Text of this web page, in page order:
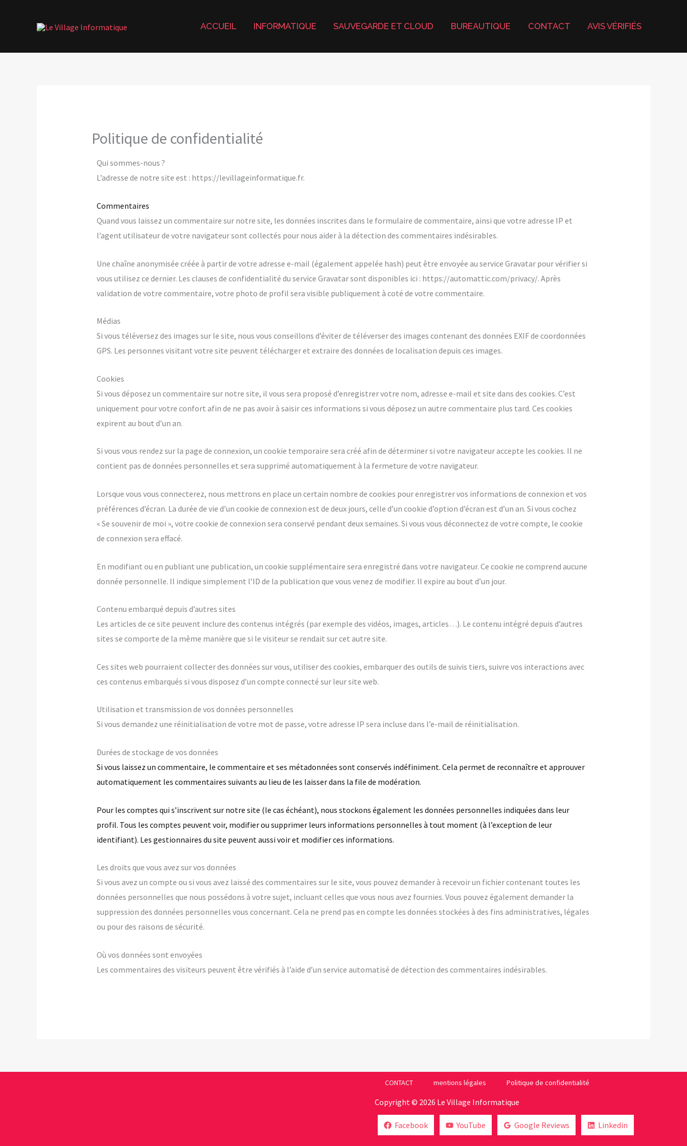
ACCUEIL INFORMATIQUE SAUVEGARDE ET CLOUD BUREAUTIQUE CONTACT AVIS VÉRIFIÉS
Politique de confidentialité
Qui sommes-nous ?
L’adresse de notre site est : https://levillageinformatique.fr.
Commentaires
Quand vous laissez un commentaire sur notre site, les données inscrites dans le formulaire de commentaire, ainsi que votre adresse IP et
l’agent utilisateur de votre navigateur sont collectés pour nous aider à la détection des commentaires indésirables.
Une chaîne anonymisée créée à partir de votre adresse e-mail (également appelée hash) peut être envoyée au service Gravatar pour vérifier si
vous utilisez ce dernier. Les clauses de confidentialité du service Gravatar sont disponibles ici : https://automattic.com/privacy/. Après
validation de votre commentaire, votre photo de profil sera visible publiquement à coté de votre commentaire.
Médias
Si vous téléversez des images sur le site, nous vous conseillons d’éviter de téléverser des images contenant des données EXIF de coordonnées
GPS. Les personnes visitant votre site peuvent télécharger et extraire des données de localisation depuis ces images.
Cookies
Si vous déposez un commentaire sur notre site, il vous sera proposé d’enregistrer votre nom, adresse e-mail et site dans des cookies. C’est
uniquement pour votre confort afin de ne pas avoir à saisir ces informations si vous déposez un autre commentaire plus tard. Ces cookies
expirent au bout d’un an.
Si vous vous rendez sur la page de connexion, un cookie temporaire sera créé afin de déterminer si votre navigateur accepte les cookies. Il ne
contient pas de données personnelles et sera supprimé automatiquement à la fermeture de votre navigateur.
Lorsque vous vous connecterez, nous mettrons en place un certain nombre de cookies pour enregistrer vos informations de connexion et vos
préférences d’écran. La durée de vie d’un cookie de connexion est de deux jours, celle d’un cookie d’option d’écran est d’un an. Si vous cochez
« Se souvenir de moi », votre cookie de connexion sera conservé pendant deux semaines. Si vous vous déconnectez de votre compte, le cookie
de connexion sera effacé.
En modifiant ou en publiant une publication, un cookie supplémentaire sera enregistré dans votre navigateur. Ce cookie ne comprend aucune
donnée personnelle. Il indique simplement l’ID de la publication que vous venez de modifier. Il expire au bout d’un jour.
Contenu embarqué depuis d’autres sites
Les articles de ce site peuvent inclure des contenus intégrés (par exemple des vidéos, images, articles…). Le contenu intégré depuis d’autres
sites se comporte de la même manière que si le visiteur se rendait sur cet autre site.
Ces sites web pourraient collecter des données sur vous, utiliser des cookies, embarquer des outils de suivis tiers, suivre vos interactions avec
ces contenus embarqués si vous disposez d’un compte connecté sur leur site web.
Utilisation et transmission de vos données personnelles
Si vous demandez une réinitialisation de votre mot de passe, votre adresse IP sera incluse dans l’e-mail de réinitialisation.
Durées de stockage de vos données
Si vous laissez un commentaire, le commentaire et ses métadonnées sont conservés indéfiniment. Cela permet de reconnaître et approuver
automatiquement les commentaires suivants au lieu de les laisser dans la file de modération.
Pour les comptes qui s’inscrivent sur notre site (le cas échéant), nous stockons également les données personnelles indiquées dans leur
profil. Tous les comptes peuvent voir, modifier ou supprimer leurs informations personnelles à tout moment (à l’exception de leur
identifiant). Les gestionnaires du site peuvent aussi voir et modifier ces informations.
Les droits que vous avez sur vos données
Si vous avez un compte ou si vous avez laissé des commentaires sur le site, vous pouvez demander à recevoir un fichier contenant toutes les
données personnelles que nous possédons à votre sujet, incluant celles que vous nous avez fournies. Vous pouvez également demander la
suppression des données personnelles vous concernant. Cela ne prend pas en compte les données stockées à des fins administratives, légales
ou pour des raisons de sécurité.
Où vos données sont envoyées
Les commentaires des visiteurs peuvent être vérifiés à l’aide d’un service automatisé de détection des commentaires indésirables.
CONTACT mentions légales Politique de confidentialité
Copyright © 2026 Le Village Informatique
Facebook YouTube Google Reviews Linkedin